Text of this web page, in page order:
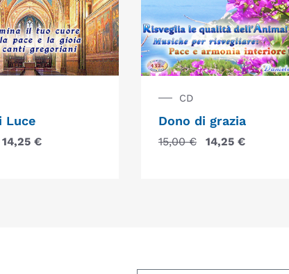
Luce
14,25 €
CD
Dono di grazia
15,00€ 14,25 €